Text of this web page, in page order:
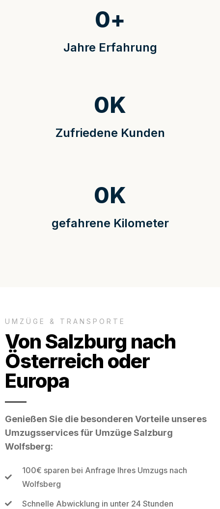
Jahre Erfahrung
0+
Zufriedene Kunden
0K
gefahrene Kilometer
0K
UMZÜGE & TRANSPORTE
Von Salzburg nach
Österreich oder
Europa
Genießen Sie die besonderen Vorteile unseres
Umzugsservices für Umzüge Salzburg
Wolfsberg:
100€ sparen bei Anfrage Ihres Umzugs nach
Wolfsberg
Schnelle Abwicklung in unter 24 Stunden